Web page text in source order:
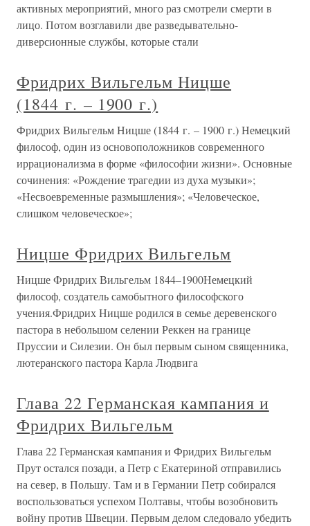
активных мероприятий, много раз смотрели смерти в
лицо. Потом возглавили две разведывательно-
диверсионные службы, которые стали
Фридрих Вильгельм Ницше
(1844 г. – 1900 г.)
Фридрих Вильгельм Ницше (1844 г. – 1900 г.) Немецкий
философ, один из основоположников современного
иррационализма в форме «философии жизни». Основные
сочинения: «Рождение трагедии из духа музыки»;
«Несвоевременные размышления»; «Человеческое,
слишком человеческое»;
Ницше Фридрих Вильгельм
Ницше Фридрих Вильгельм 1844–1900Немецкий
философ, создатель самобытного философского
учения.Фридрих Ницше родился в семье деревенского
пастора в небольшом селении Реккен на границе
Пруссии и Силезии. Он был первым сыном священника,
лютеранского пастора Карла Людвига
Глава 22 Германская кампания и
Фридрих Вильгельм
Глава 22 Германская кампания и Фридрих Вильгельм
Прут остался позади, а Петр с Екатериной отправились
на север, в Польшу. Там и в Германии Петр собирался
воспользоваться успехом Полтавы, чтобы возобновить
войну против Швеции. Первым делом следовало убедить